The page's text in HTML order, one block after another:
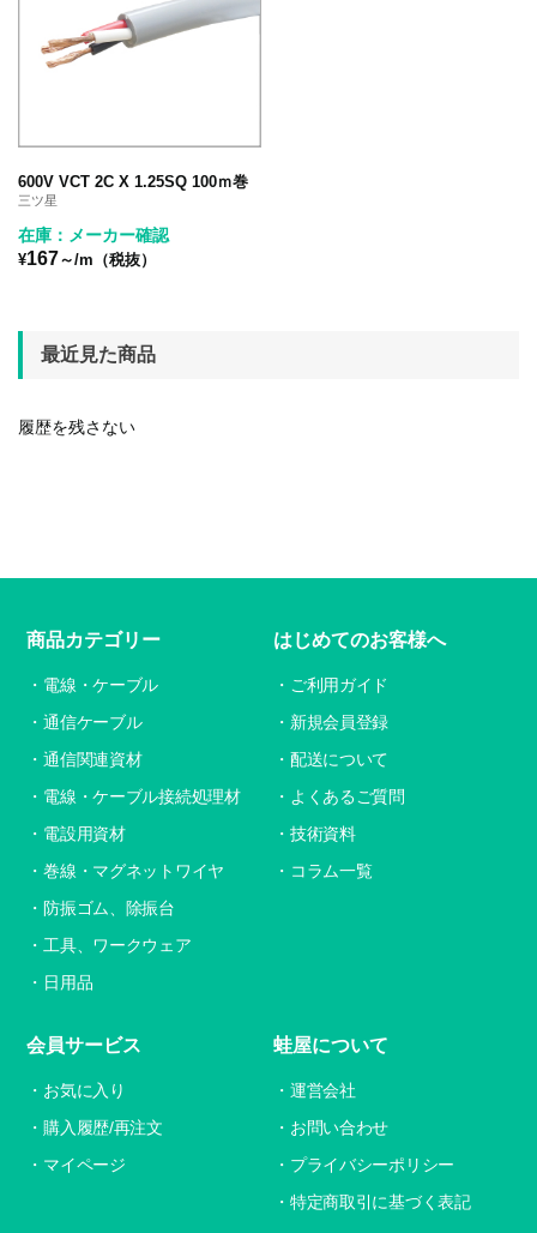
600V VCT 2C X 1.25SQ 100ｍ巻
三ツ星
在庫：メーカー確認
¥167～/m（税抜）
最近見た商品
履歴を残さない
商品カテゴリー
電線・ケーブル
通信ケーブル
通信関連資材
電線・ケーブル接続処理材
電設用資材
巻線・マグネットワイヤ
防振ゴム、除振台
工具、ワークウェア
日用品
はじめてのお客様へ
ご利用ガイド
新規会員登録
配送について
よくあるご質問
技術資料
コラム一覧
会員サービス
お気に入り
購入履歴/再注文
マイページ
蛙屋について
運営会社
お問い合わせ
プライバシーポリシー
特定商取引に基づく表記